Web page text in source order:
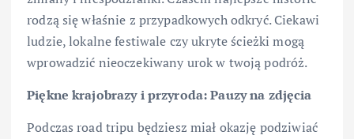
rodzą się właśnie z przypadkowych odkryć. Ciekawi
ludzie, lokalne festiwale czy ukryte ścieżki mogą
wprowadzić nieoczekiwany urok w twoją podróż.
Piękne krajobrazy i przyroda: Pauzy na zdjęcia
Podczas road tripu będziesz miał okazję podziwiać